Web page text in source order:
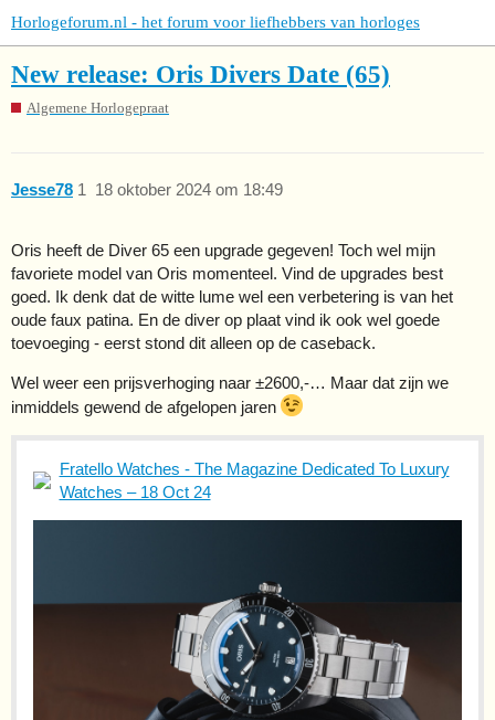
Horlogeforum.nl - het forum voor liefhebbers van horloges
New release: Oris Divers Date (65)
Algemene Horlogepraat
Jesse78 18 oktober 2024 om 18:49
1
Oris heeft de Diver 65 een upgrade gegeven! Toch wel mijn
favoriete model van Oris momenteel. Vind de upgrades best
goed. Ik denk dat de witte lume wel een verbetering is van het
oude faux patina. En de diver op plaat vind ik ook wel goede
toevoeging - eerst stond dit alleen op de caseback.
Wel weer een prijsverhoging naar ±2600,-… Maar dat zijn we
inmiddels gewend de afgelopen jaren
Fratello Watches - The Magazine Dedicated To Luxury
Watches – 18 Oct 24